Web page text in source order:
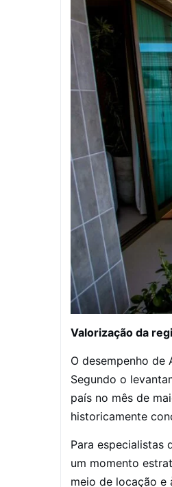
Valorização da
O desempenho de
Segundo o
país no mês de
historicamente
Para especialistas
um momento
meio de locação e